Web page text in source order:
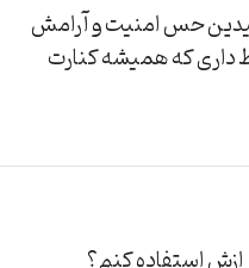
حس امنیت و آرامش
داری که همیشه کنارت